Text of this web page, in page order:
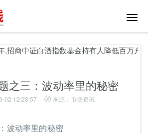
切
航
证白酒指数基金持有人降低百万户 上市
之三：波动率里的秘密
02 12:28:57 来源：市场资讯
波动率里的秘密